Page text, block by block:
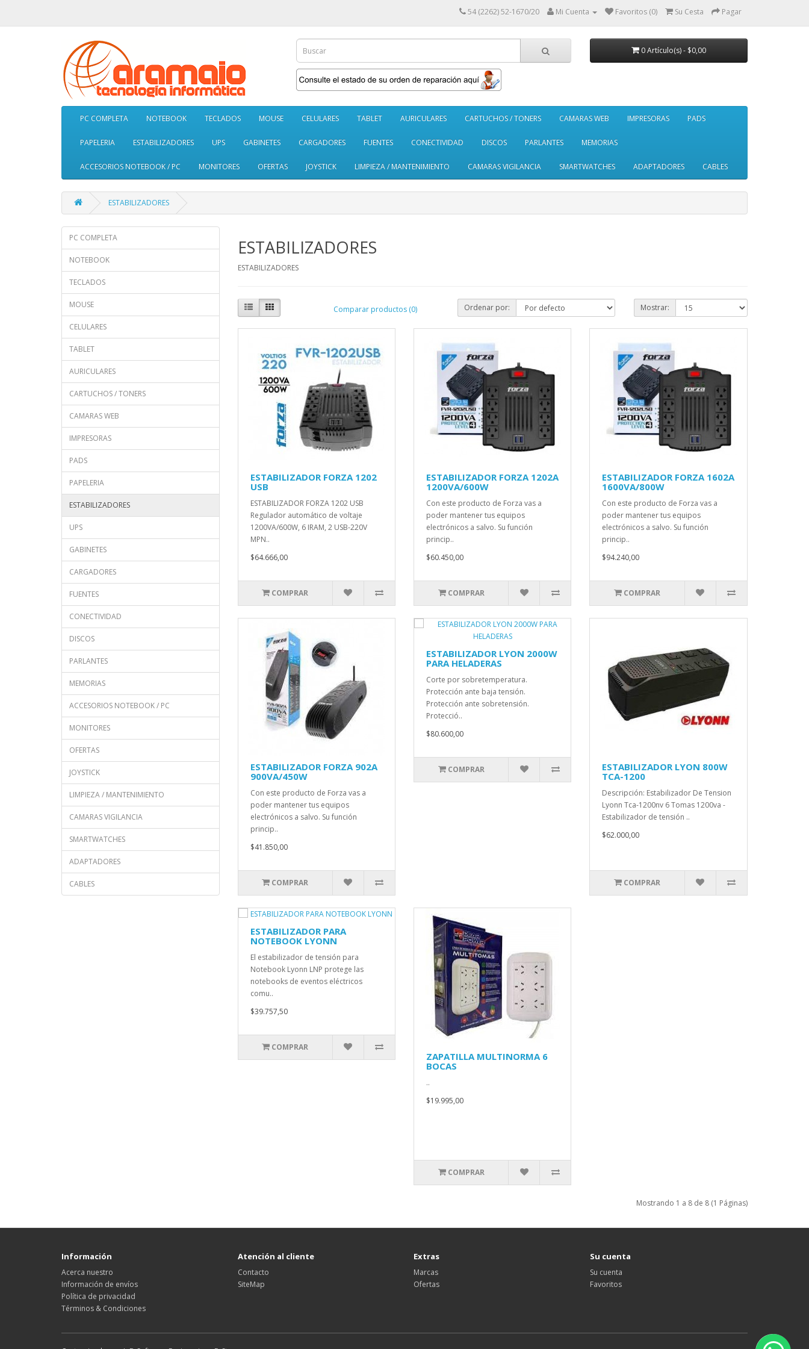
54 (2262) 52-1670/20 Mi Cuenta Favoritos (0) Su Cesta Pagar
0 Artículo(s) - $0,00
PC COMPLETA NOTEBOOK TECLADOS MOUSE CELULARES TABLET AURICULARES CARTUCHOS / TONERS CAMARAS WEB IMPRESORAS PADS
PAPELERIA ESTABILIZADORES UPS GABINETES CARGADORES FUENTES CONECTIVIDAD DISCOS PARLANTES MEMORIAS
ACCESORIOS NOTEBOOK / PC MONITORES OFERTAS JOYSTICK LIMPIEZA / MANTENIMIENTO CAMARAS VIGILANCIA SMARTWATCHES ADAPTADORES CABLES
ESTABILIZADORES
PC COMPLETA
NOTEBOOK
TECLADOS
MOUSE
CELULARES
TABLET
AURICULARES
CARTUCHOS / TONERS
CAMARAS WEB
IMPRESORAS
PADS
PAPELERIA
ESTABILIZADORES
UPS
GABINETES
CARGADORES
FUENTES
CONECTIVIDAD
DISCOS
PARLANTES
MEMORIAS
ACCESORIOS NOTEBOOK / PC
MONITORES
OFERTAS
JOYSTICK
LIMPIEZA / MANTENIMIENTO
CAMARAS VIGILANCIA
SMARTWATCHES
ADAPTADORES
CABLES
ESTABILIZADORES
ESTABILIZADORES
Comparar productos (0) Ordenar por: Mostrar:
ESTABILIZADOR FORZA 1202
USB
ESTABILIZADOR FORZA 1202 USB
Regulador automático de voltaje
1200VA/600W, 6 IRAM, 2 USB-220V
MPN..
$64.666,00
COMPRAR
ESTABILIZADOR FORZA 1202A
1200VA/600W
Con este producto de Forza vas a
poder mantener tus equipos
electrónicos a salvo. Su función
princip..
$60.450,00
COMPRAR
ESTABILIZADOR FORZA 1602A
1600VA/800W
Con este producto de Forza vas a
poder mantener tus equipos
electrónicos a salvo. Su función
princip..
$94.240,00
COMPRAR
ESTABILIZADOR FORZA 902A
900VA/450W
Con este producto de Forza vas a
poder mantener tus equipos
electrónicos a salvo. Su función
princip..
$41.850,00
COMPRAR
ESTABILIZADOR LYON 2000W
PARA HELADERAS
Corte por sobretemperatura.
Protección ante baja tensión.
Protección ante sobretensión.
Protecció..
$80.600,00
COMPRAR
ESTABILIZADOR LYON 800W
TCA-1200
Descripción: Estabilizador De Tension
Lyonn Tca-1200nv 6 Tomas 1200va -
Estabilizador de tensión ..
$62.000,00
COMPRAR
ESTABILIZADOR PARA
NOTEBOOK LYONN
El estabilizador de tensión para
Notebook Lyonn LNP protege las
notebooks de eventos eléctricos
comu..
$39.757,50
COMPRAR
ZAPATILLA MULTINORMA 6
BOCAS
..
$19.995,00
COMPRAR
Mostrando 1 a 8 de 8 (1 Páginas)
Información
Acerca nuestro
Información de envíos
Política de privacidad
Términos & Condiciones
Atención al cliente
Contacto
SiteMap
Extras
Marcas
Ofertas
Su cuenta
Su cuenta
Favoritos